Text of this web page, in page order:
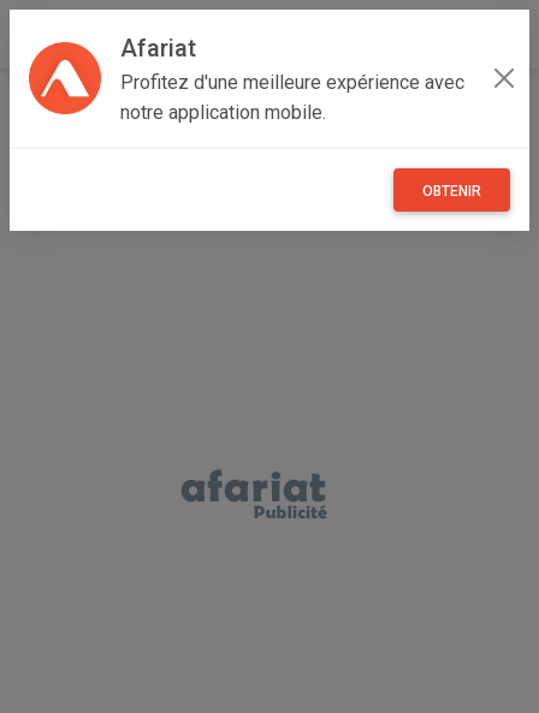
Afariat
Profitez d'une meilleure expérience avec
notre application mobile.
OBTENIR
Accueil Emploi, affaires et services
FEMME DE MENAGE COUCHANTE A JARDINS